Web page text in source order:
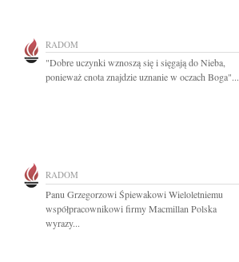
RADOM
"Dobre uczynki wznoszą się i sięgają do Nieba,
ponieważ cnota znajdzie uznanie w oczach Boga"...
RADOM
Panu Grzegorzowi Śpiewakowi Wieloletniemu
współpracownikowi firmy Macmillan Polska
wyrazy...